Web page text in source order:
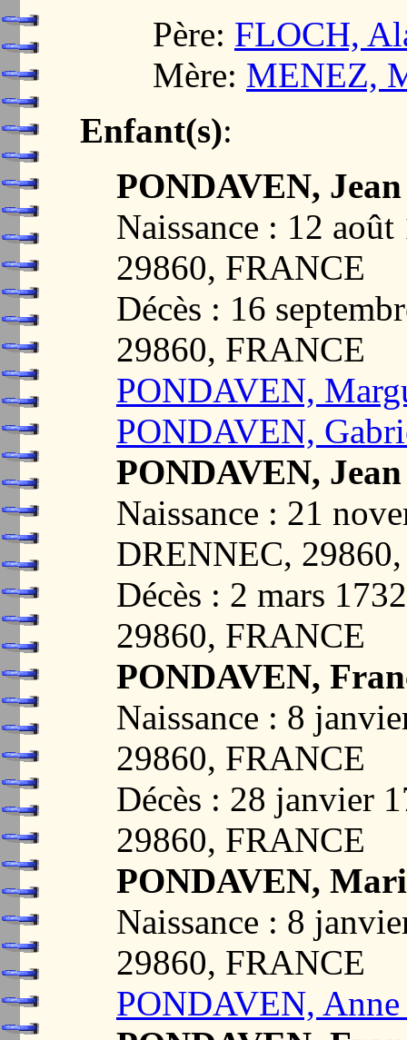
Père: FLOCH,
Mère: MENEZ,
Enfant(s):
PONDAVEN, Jean
Naissance : 12
29860, FRANCE
Décès : 16
29860, FRANCE
PONDAVEN,
PONDAVEN,
PONDAVEN, Jean
Naissance : 21
DRENNEC,
Décès : 2 mars
29860, FRANCE
PONDAVEN,
Naissance : 8
29860, FRANCE
Décès : 28 janvier
29860, FRANCE
PONDAVEN,
Naissance : 8
29860, FRANCE
PONDAVEN, Anne